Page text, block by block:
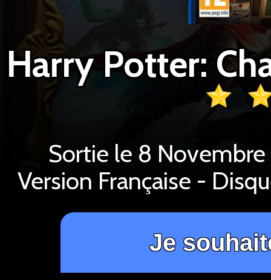
Sortie le 8
Version Française -
Je